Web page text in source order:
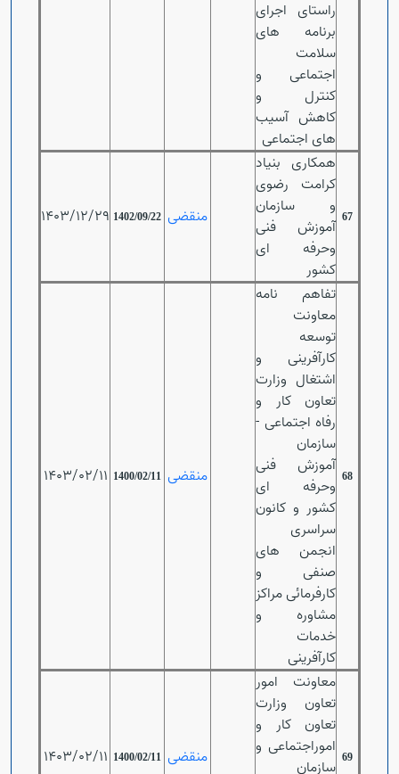
راستای اجرای
برنامه های
سلامت
اجتماعی و
کنترل و
کاهش آسیب
های اجتماعی
67
همکاری بنیاد
کرامت رضوی
و سازمان
آموزش فنی
وحرفه ای
کشور
منقضی 1402/09/22
1403/12/29
68
تفاهم نامه
معاونت
توسعه
کارآفرینی و
اشتغال وزارت
تعاون کار و
رفاه اجتماعی -
سازمان
آموزش فنی
وحرفه ای
کشور و کانون
سراسری
انجمن های
صنفی و
کارفرمائی مراکز
مشاوره و
خدمات
کارآفرینی
منقضی 1400/02/11
1403/02/11
69
معاونت امور
تعاون وزارت
تعاون کار و
اموراجتماعی و
سازمان
منقضی 1400/02/11
1403/02/11